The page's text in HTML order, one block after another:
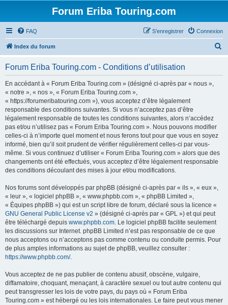
Forum Eriba Touring.com
FAQ Connexion
S’enregistrer
Index du forum
Forum Eriba Touring.com - Conditions d’utilisation
En accédant à « Forum Eriba Touring.com » (désigné ci-après par « nous »,
« notre », « nos », « Forum Eriba Touring.com »,
« https://forumeribatouring.com »), vous acceptez d’être légalement
responsable des conditions suivantes. Si vous n’acceptez pas d’être
légalement responsable de toutes les conditions suivantes, alors n’accédez
pas et/ou n’utilisez pas « Forum Eriba Touring.com ». Nous pouvons modifier
celles-ci à n’importe quel moment et nous ferons tout pour que vous en soyez
informé, bien qu’il soit prudent de vérifier régulièrement celles-ci par vous-
même. Si vous continuez d’utiliser « Forum Eriba Touring.com » alors que des
changements ont été effectués, vous acceptez d’être légalement responsable
des conditions découlant des mises à jour et/ou modifications.
Nos forums sont développés par phpBB (désigné ci-après par « ils », « eux »,
« leur », « logiciel phpBB », « www.phpbb.com », « phpBB Limited »,
« Équipes phpBB ») qui est un script libre de forum, déclaré sous la licence «
GNU General Public License v2 » (désigné ci-après par « GPL ») et qui peut
être téléchargé depuis www.phpbb.com. Le logiciel phpBB facilite seulement
les discussions sur Internet. phpBB Limited n’est pas responsable de ce que
nous acceptons ou n’acceptons pas comme contenu ou conduite permis. Pour
de plus amples informations au sujet de phpBB, veuillez consulter :
https://www.phpbb.com/.
Vous acceptez de ne pas publier de contenu abusif, obscène, vulgaire,
diffamatoire, choquant, menaçant, à caractère sexuel ou tout autre contenu qui
peut transgresser les lois de votre pays, du pays où « Forum Eriba
Touring.com » est hébergé ou les lois internationales. Le faire peut vous mener